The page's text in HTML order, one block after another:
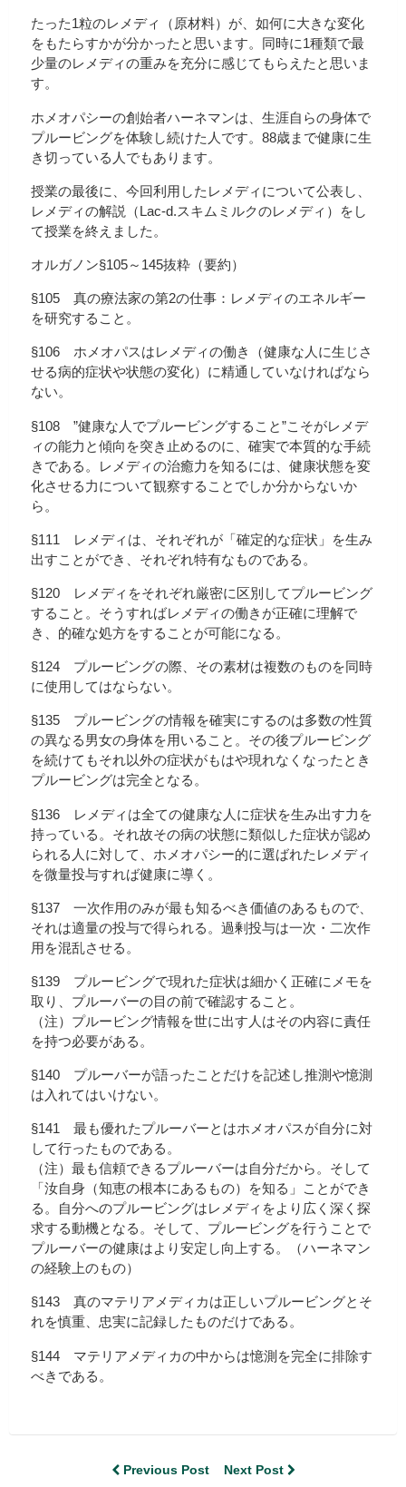
たった1粒のレメディ（原材料）が、如何に大きな変化
をもたらすかが分かったと思います。同時に1種類で最
少量のレメディの重みを充分に感じてもらえたと思いま
す。
ホメオパシーの創始者ハーネマンは、生涯自らの身体で
プルービングを体験し続けた人です。88歳まで健康に生
き切っている人でもあります。
授業の最後に、今回利用したレメディについて公表し、
レメディの解説（Lac-d.スキムミルクのレメディ）をし
て授業を終えました。
オルガノン§105～145抜粋（要約）
§105 真の療法家の第2の仕事：レメディのエネルギー
を研究すること。
§106 ホメオパスはレメディの働き（健康な人に生じさ
せる病的症状や状態の変化）に精通していなければなら
ない。
§108 ”健康な人でプルービングすること”こそがレメデ
ィの能力と傾向を突き止めるのに、確実で本質的な手続
きである。レメディの治癒力を知るには、健康状態を変
化させる力について観察することでしか分からないか
ら。
§111 レメディは、それぞれが「確定的な症状」を生み
出すことができ、それぞれ特有なものである。
§120 レメディをそれぞれ厳密に区別してプルービング
すること。そうすればレメディの働きが正確に理解で
き、的確な処方をすることが可能になる。
§124 プルービングの際、その素材は複数のものを同時
に使用してはならない。
§135 プルービングの情報を確実にするのは多数の性質
の異なる男女の身体を用いること。その後プルービング
を続けてもそれ以外の症状がもはや現れなくなったとき
プルービングは完全となる。
§136 レメディは全ての健康な人に症状を生み出す力を
持っている。それ故その病の状態に類似した症状が認め
られる人に対して、ホメオパシー的に選ばれたレメディ
を微量投与すれば健康に導く。
§137 一次作用のみが最も知るべき価値のあるもので、
それは適量の投与で得られる。過剰投与は一次・二次作
用を混乱させる。
§139 プルービングで現れた症状は細かく正確にメモを
取り、プルーバーの目の前で確認すること。
（注）プルービング情報を世に出す人はその内容に責任
を持つ必要がある。
§140 プルーバーが語ったことだけを記述し推測や憶測
は入れてはいけない。
§141 最も優れたプルーバーとはホメオパスが自分に対
して行ったものである。
（注）最も信頼できるプルーバーは自分だから。そして
「汝自身（知恵の根本にあるもの）を知る」ことができ
る。自分へのプルービングはレメディをより広く深く探
求する動機となる。そして、プルービングを行うことで
プルーバーの健康はより安定し向上する。（ハーネマン
の経験上のもの）
§143 真のマテリアメディカは正しいプルービングとそ
れを慎重、忠実に記録したものだけである。
§144 マテリアメディカの中からは憶測を完全に排除す
べきである。
Previous Post Next Post